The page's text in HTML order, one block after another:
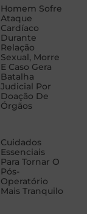
Homem Sofre
Ataque
Cardíaco
Durante
Relação
Sexual, Morre
E Caso Gera
Batalha
Judicial Por
Doação De
Órgãos
Cuidados
Essenciais
Para Tornar O
Pós-
Operatório
Mais Tranquilo